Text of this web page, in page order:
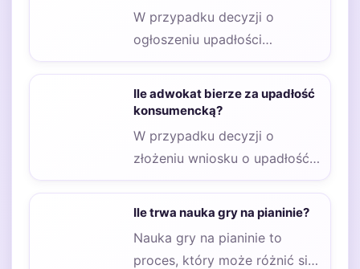
W przypadku decyzji o
ogłoszeniu upadłości
konsumenckiej, wiele osób
zastanawia się, ile wynosi
koszt usług…
Ile adwokat bierze za upadłość
konsumencką?
W przypadku decyzji o
złożeniu wniosku o upadłość
konsumencką, wiele osób
zastanawia się, ile kosztuje…
Ile trwa nauka gry na pianinie?
Nauka gry na pianinie to
proces, który może różnić się